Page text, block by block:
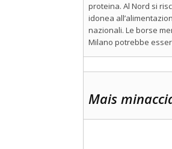
proteina. Al Nord si
idonea
nazionali. Le borse
Milano potrebbe
Mais